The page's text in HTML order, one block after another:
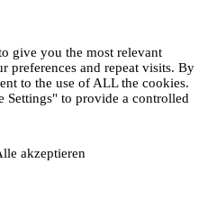
give you the most relevant
preferences and repeat visits. By
to the use of ALL the cookies.
to provide a controlled
akzeptieren